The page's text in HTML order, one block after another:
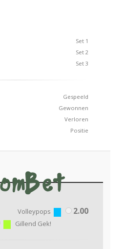
Set 1
Set 2
Set 3
Gespeeld
Gewonnen
Verloren
Positie
Volleypops
2.00
Gillend Gek!